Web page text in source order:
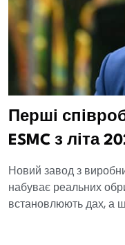
Перші
ESMC з літа
Новий завод з
набуває реальних
встановлюють дах, а